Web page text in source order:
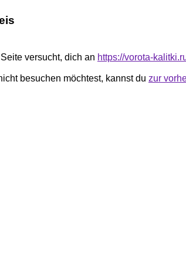
versucht, dich an https://vorota-
besuchen möchtest, kannst du zur